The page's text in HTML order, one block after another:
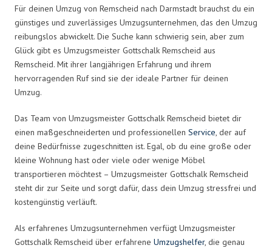
Für deinen Umzug von Remscheid nach Darmstadt brauchst du ein
günstiges und zuverlässiges Umzugsunternehmen, das den Umzug
reibungslos abwickelt. Die Suche kann schwierig sein, aber zum
Glück gibt es Umzugsmeister Gottschalk Remscheid aus
Remscheid. Mit ihrer langjährigen Erfahrung und ihrem
hervorragenden Ruf sind sie der ideale Partner für deinen
Umzug.
Das Team von Umzugsmeister Gottschalk Remscheid bietet dir
einen maßgeschneiderten und professionellen Service, der auf
deine Bedürfnisse zugeschnitten ist. Egal, ob du eine große oder
kleine Wohnung hast oder viele oder wenige Möbel
transportieren möchtest – Umzugsmeister Gottschalk Remscheid
steht dir zur Seite und sorgt dafür, dass dein Umzug stressfrei und
kostengünstig verläuft.
Als erfahrenes Umzugsunternehmen verfügt Umzugsmeister
Gottschalk Remscheid über erfahrene Umzugshelfer, die genau